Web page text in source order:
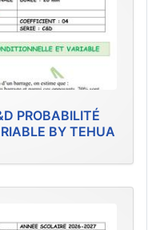
PROBABILITÉ
BY TEHUA